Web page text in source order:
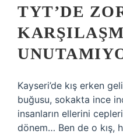
TYT’DE
Kayseri’de kış erken
buğusu, sokakta ince
insanların ellerini
dönem… Ben de o kış,